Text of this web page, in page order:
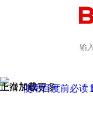
正在加载
上滑加载更多
使用百度前必读